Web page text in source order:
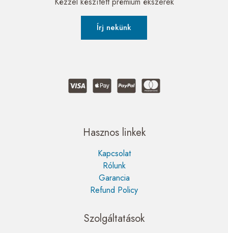
Írj nekünk
Hasznos linkek
Kapcsolat
Rólunk
Garancia
Refund Policy
Szolgáltatások